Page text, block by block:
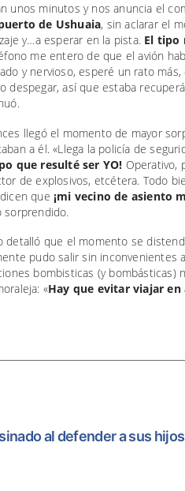
unos minutos y nos anuncia el
de Ushuaia, sin aclarar el
y…a esperar en la pista. El tipo
me entero de que el avión
y nervioso, esperé un rato
despegar, así que estaba
llegó el momento de mayor
a él. «Llega la policía de
que resulté ser YO! Operativo,
de explosivos, etcétera. Todo
que ¡mi vecino de asiento
sorprendido.
detalló que el momento se
pudo salir sin inconvenientes
bombisticas (y bombásticas)
«Hay que evitar viajar
al defender a sus hijos